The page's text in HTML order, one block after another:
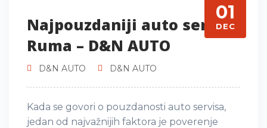
01
DEC
Najpouzdaniji auto servis
Ruma – D&N AUTO
D&N AUTO D&N AUTO
Kada se govori o pouzdanosti auto servisa,
jedan od najvažnijih faktora je poverenje